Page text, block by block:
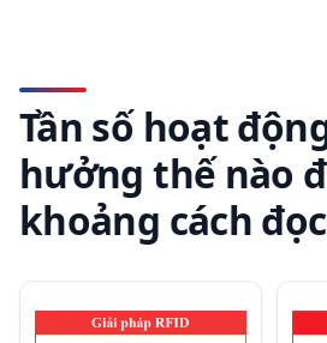
Tần số hoạt
hưởng thế nào
khoảng cách